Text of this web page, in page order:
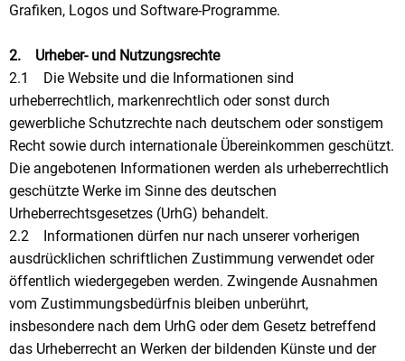
Grafiken, Logos und Software-Programme.
2. Urheber- und Nutzungsrechte
2.1 Die Website und die Informationen sind
urheberrechtlich, markenrechtlich oder sonst durch
gewerbliche Schutzrechte nach deutschem oder sonstigem
Recht sowie durch internationale Übereinkommen geschützt.
Die angebotenen Informationen werden als urheberrechtlich
geschützte Werke im Sinne des deutschen
Urheberrechtsgesetzes (UrhG) behandelt.
2.2 Informationen dürfen nur nach unserer vorherigen
ausdrücklichen schriftlichen Zustimmung verwendet oder
öffentlich wiedergegeben werden. Zwingende Ausnahmen
vom Zustimmungsbedürfnis bleiben unberührt,
insbesondere nach dem UrhG oder dem Gesetz betreffend
das Urheberrecht an Werken der bildenden Künste und der